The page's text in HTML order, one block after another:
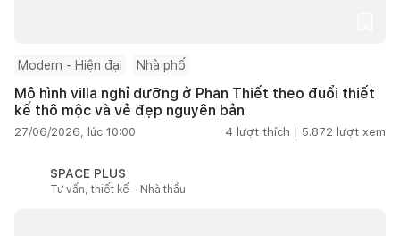
Modern - Hiện đại Nhà phố
Mô hình villa nghỉ dưỡng ở Phan Thiết theo đuổi thiết
kế thô mộc và vẻ đẹp nguyên bản
27/06/2026, lúc 10:00 4 lượt thích | 5.872 lượt xem
SPACE PLUS
Tư vấn, thiết kế - Nhà thầu